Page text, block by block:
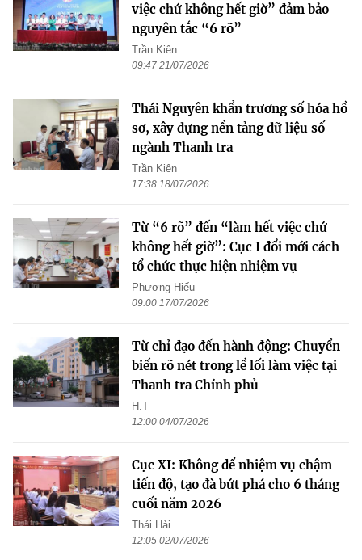
việc chứ không hết giờ” đảm bảo
nguyên tắc “6 rõ”
Trần Kiên
09:47 21/07/2026
Thái Nguyên khẩn trương số hóa hồ
sơ, xây dựng nền tảng dữ liệu số
ngành Thanh tra
Trần Kiên
17:38 18/07/2026
Từ “6 rõ” đến “làm hết việc chứ
không hết giờ”: Cục I đổi mới cách
tổ chức thực hiện nhiệm vụ
Phương Hiếu
09:00 17/07/2026
Từ chỉ đạo đến hành động: Chuyển
biến rõ nét trong lề lối làm việc tại
Thanh tra Chính phủ
H.T
12:00 04/07/2026
Cục XI: Không để nhiệm vụ chậm
tiến độ, tạo đà bứt phá cho 6 tháng
cuối năm 2026
Thái Hải
12:05 02/07/2026